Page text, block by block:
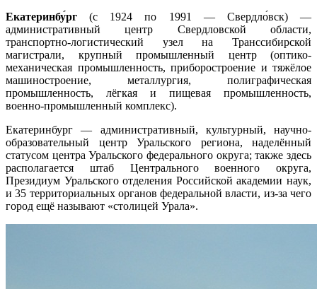
Екатеринбу́рг (с 1924 по 1991 — Свердло́вск) —
административный центр Свердловской области,
транспортно-логистический узел на Транссибирской
магистрали, крупный промышленный центр (оптико-
механическая промышленность, приборостроение и тяжёлое
машиностроение, металлургия, полиграфическая
промышленность, лёгкая и пищевая промышленность,
военно-промышленный комплекс).
Екатеринбург — административный, культурный, научно-
образовательный центр Уральского региона, наделённый
статусом центра Уральского федерального округа; также здесь
располагается штаб Центрального военного округа,
Президиум Уральского отделения Российской академии наук,
и 35 территориальных органов федеральной власти, из-за чего
город ещё называют «столицей Урала».